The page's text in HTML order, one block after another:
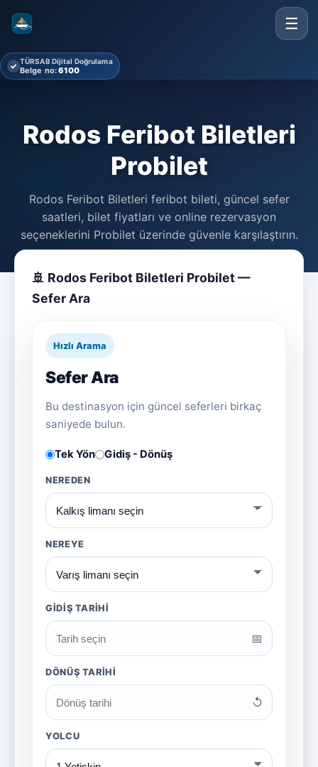
☰
✓ TÜRSAB Dijital Doğrulama
Belge no:6100
Rodos Feribot Biletleri
Probilet
Rodos Feribot Biletleri feribot bileti, güncel sefer
saatleri, bilet fiyatları ve online rezervasyon
seçeneklerini Probilet üzerinde güvenle karşılaştırın.
🚢 Rodos Feribot Biletleri Probilet —
Sefer Ara
Hızlı Arama
Sefer Ara
Bu destinasyon için güncel seferleri birkaç
saniyede bulun.
Tek Yön Gidiş - Dönüş
NEREDEN
NEREYE
GIDIŞ TARIHI
📅
DÖNÜŞ TARIHI
↺
YOLCU